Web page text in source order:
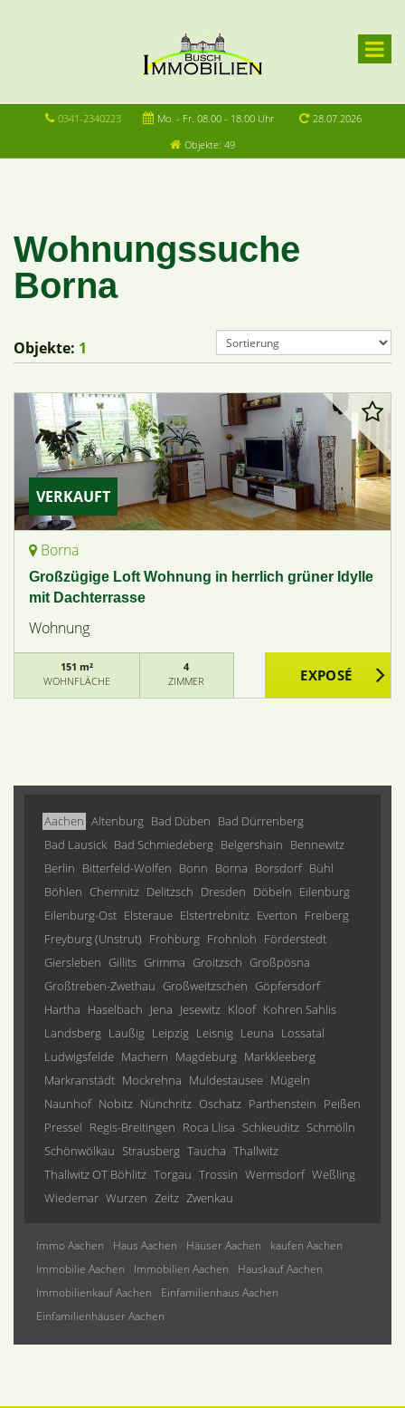
0341-2340223 Mo. - Fr. 08.00 - 18.00 Uhr
28.07.2026
Objekte: 49
Wohnungssuche
Borna
Objekte: 1
VERKAUFT
Borna
Großzügige Loft Wohnung in herrlich grüner Idylle
mit Dachterrasse
Wohnung
151 m²
WOHNFLÄCHE
4
ZIMMER
Aachen Altenburg Bad Düben Bad Dürrenberg
Bad Lausick Bad Schmiedeberg Belgershain Bennewitz
Berlin Bitterfeld-Wolfen Bonn Borna Borsdorf Bühl
Böhlen Chemnitz Delitzsch Dresden Döbeln Eilenburg
Eilenburg-Ost Elsteraue Elstertrebnitz Everton Freiberg
Freyburg (Unstrut) Frohburg Frohnloh Förderstedt
Giersleben Gillits Grimma Groitzsch Großpösna
Großtreben-Zwethau Großweitzschen Göpfersdorf
Hartha Haselbach Jena Jesewitz Kloof Kohren Sahlis
Landsberg Laußig Leipzig Leisnig Leuna Lossatal
Ludwigsfelde Machern Magdeburg Markkleeberg
Markranstädt Mockrehna Muldestausee Mügeln
Naunhof Nobitz Nünchritz Oschatz Parthenstein Peißen
Pressel Regis-Breitingen Roca Llisa Schkeuditz Schmölln
Schönwölkau Strausberg Taucha Thallwitz
Thallwitz OT Böhlitz Torgau Trossin Wermsdorf Weßling
Wiedemar Wurzen Zeitz Zwenkau
Immo Aachen Haus Aachen Häuser Aachen
kaufen Aachen
Immobilie Aachen
Immobilien Aachen
Hauskauf Aachen
Immobilienkauf Aachen
Einfamilienhaus Aachen
Einfamilienhäuser Aachen